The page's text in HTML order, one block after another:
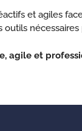
et agiles
agile et